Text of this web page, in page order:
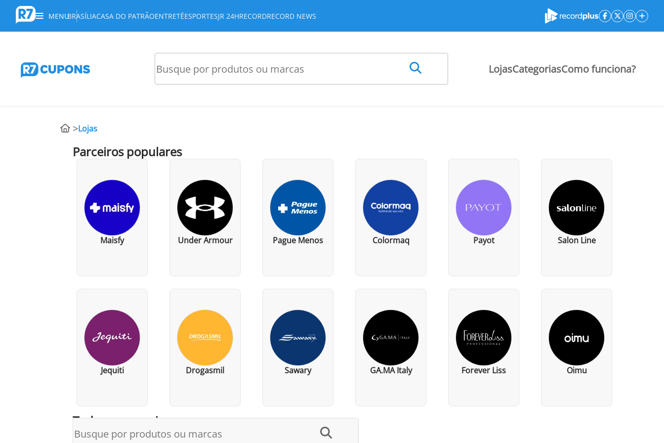
MENUBRASÍLIACASA DO PATRÃOENTRETÊESPORTESJR 24HRECORDRECORD NEWS
LojasCategoriasComo funciona?
Lojas
Parceiros populares
Maisfy Under Armour Pague Menos Colormaq Payot Salon Line
Jequiti Drogasmil Sawary GA.MA Italy Forever Liss Oimu
Todos os parceiros